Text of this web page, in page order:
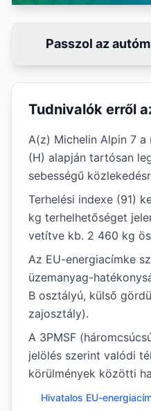
Passzol az
Tudnivalók erről
A(z) Michelin Alpin 7
(H) alapján tartósan
sebességű
Terhelési indexe (91)
kg terhelhetőséget
vetítve kb. 2 460 kg
Az EU-energiacímke
üzemanyag-
B osztályú, külső
zajosztály).
A 3PMSF
jelölés szerint valódi
körülmények közötti
Hivatalos EU-